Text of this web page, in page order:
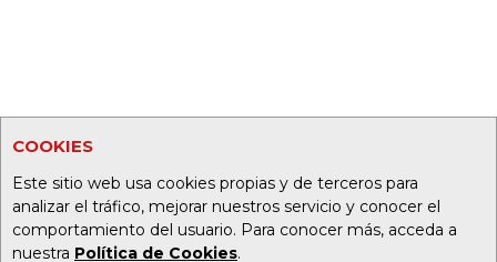
COOKIES
Este sitio web usa cookies propias y de terceros para
analizar el tráfico, mejorar nuestros servicio y conocer el
comportamiento del usuario. Para conocer más, acceda a
nuestra Política de Cookies.